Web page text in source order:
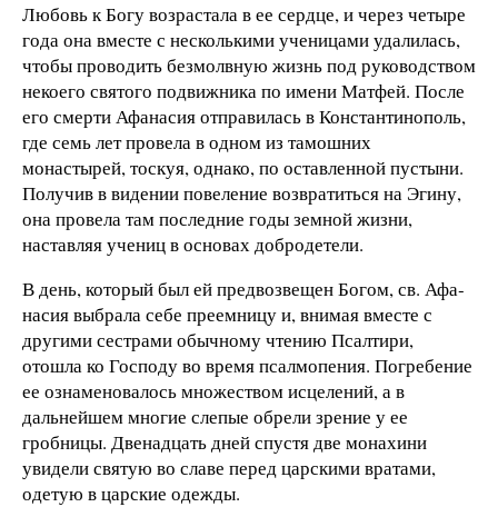
Любовь к Богу возрастала в ее сердце, и через четыре
года она вместе с несколькими ученицами удалилась,
чтобы про­водить безмолвную жизнь под руководством
некоего свято­го подвижника по имени Матфей. После
его смерти Афана­сия отправилась в Константинополь,
где семь лет провела в одном из тамошних
монастырей, тоскуя, однако, по остав­ленной пустыни.
Получив в видении повеление возвратить­ся на Эгину,
она провела там последние годы земной жизни,
наставляя учениц в основах добродетели.
В день, который был ей предвозвещен Богом, св. Афа­
насия выбрала себе преемницу и, внимая вместе с
другими сестрами обычному чтению Псалтири,
отошла ко Господу во время псалмопения. Погребение
ее ознаменовалось мно­жеством исцелений, а в
дальнейшем многие слепые обрели зрение у ее
гробницы. Двенадцать дней спустя две монахи­ни
увидели святую во славе перед царскими вратами,
одетую в царские одежды.